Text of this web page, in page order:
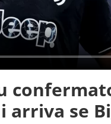
arriva se